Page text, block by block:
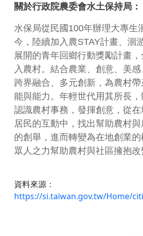
關於行政院農委會水土保持局：
水保局從民國100年辦理大專生
今，陸續加入農STAY計畫、洄
展開的青年回鄉行動獎勵計畫
入農村。結合農業、創意、美感
跨界融合、多元創新，為農村
能與能力。年輕世代用其所長，
認識農村事務，發揮創意，從
居民的互動中，找出幫助農村
的創舉，進而轉變為在地創業
眾人之力幫助農村與社區擁抱
資料來源：
https://si.taiwan.gov.tw/Home/